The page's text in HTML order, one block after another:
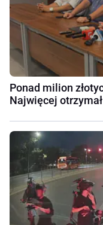
Ponad milion
Najwięcej